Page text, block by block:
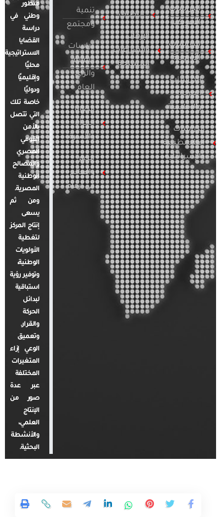
الدراسات
الأمريكية
الدراسات
الأوروبية
الدراسات
العربية
والإقليمية
الدراسات
الفلسطينية
والإسرائيلية
التطرف
الإرهاب
والصراعات
المسلحة
تنمية
ومجتمع
دراسات
الإعلام
والرأي
العام
قضايا
المرأة
والأسرة
مصر
والعالم
في أرقام
منظور
وطني في
دراسة
القضايا
الاستراتيجية
محليًا
وإقليميًا
ودوليًا
خاصة تلك
التي تتصل
بالأمن
القومي
المصري
والمصالح
الوطنية
المصرية.
ومن ثم
يسعى
إنتاج المركز
لتغطية
الأولويات
الوطنية،
وتوفير رؤية
استباقية
لبدائل
الحركة
والقرار.
وتعميق
الوعي إزاء
المتغيرات
المختلفة
عبر عدة
صور من
الإنتاج
العلمي،
والأنشطة
البحثية.